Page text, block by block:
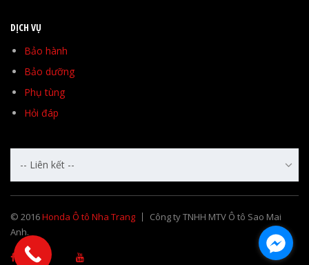
DỊCH VỤ
Bảo hành
Bảo dưỡng
Phụ tùng
Hỏi đáp
-- Liên kết --
© 2016Honda Ô tô Nha Trang
Công ty TNHH MTV Ô tô Sao Mai
Anh.